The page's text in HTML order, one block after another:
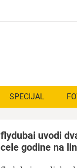
SPECIJAL
flydubai uvodi
cele godine na